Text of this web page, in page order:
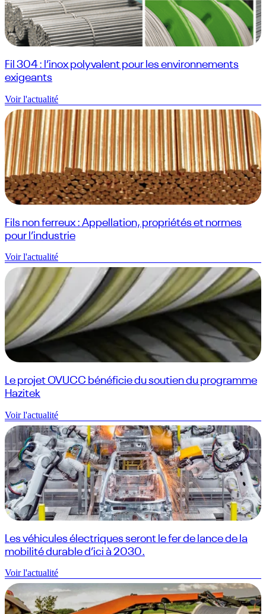
Fil 304 : l’inox polyvalent pour les environnements
exigeants
Voir l'actualité
Fils non ferreux : Appellation, propriétés et normes
pour l’industrie
Voir l'actualité
Le projet OVUCC bénéficie du soutien du programme
Hazitek
Voir l'actualité
Les véhicules électriques seront le fer de lance de la
mobilité durable d’ici à 2030.
Voir l'actualité